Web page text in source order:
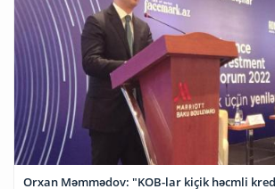
Orxan Məmmədov: "KOB-lar kiçik həcmli